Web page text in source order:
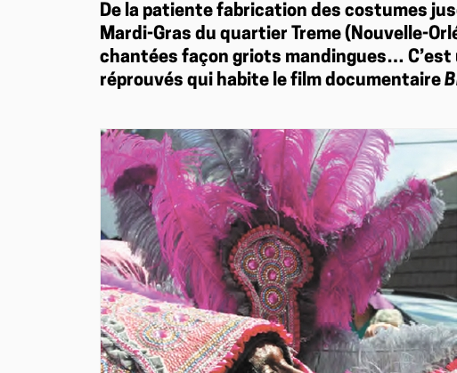
De la patiente fabrication des costumes
Mardi-Gras du quartier Treme (Nouvelle-
chantées façon griots mandingues…
réprouvés qui habite le film documentaire